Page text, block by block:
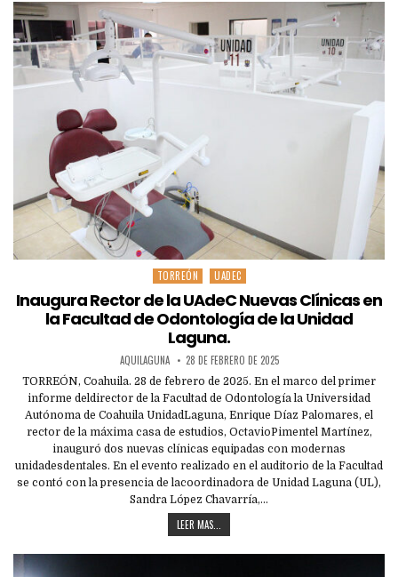
Posted
in
TORREÓN UADEC
Inaugura Rector de la UAdeC Nuevas Clínicas en
la Facultad de Odontología de la Unidad
Laguna.
AQUILAGUNA 28 DE FEBRERO DE 2025
TORREÓN, Coahuila. 28 de febrero de 2025. En el marco del primer
informe deldirector de la Facultad de Odontología la Universidad
Autónoma de Coahuila UnidadLaguna, Enrique Díaz Palomares, el
rector de la máxima casa de estudios, OctavioPimentel Martínez,
inauguró dos nuevas clínicas equipadas con modernas
unidadesdentales. En el evento realizado en el auditorio de la Facultad
se contó con la presencia de lacoordinadora de Unidad Laguna (UL),
Sandra López Chavarría,…
LEER MAS...